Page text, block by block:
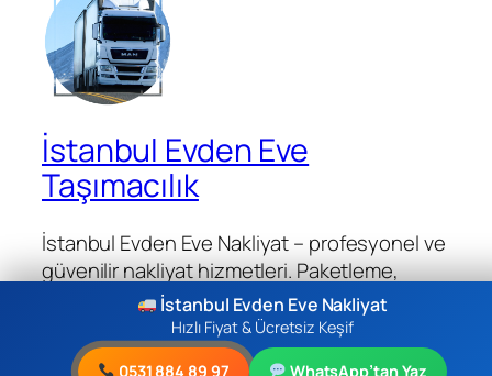
İstanbul Evden Eve
Taşımacılık
İstanbul Evden Eve Nakliyat – profesyonel ve
güvenilir nakliyat hizmetleri. Paketleme,
taşıma, montaj ve teslimat çözümleri.
İstanbul Evden Eve Nakliyat
Hızlı Fiyat & Ücretsiz Keşif
0531 884 89 97 WhatsApp’tan Yaz